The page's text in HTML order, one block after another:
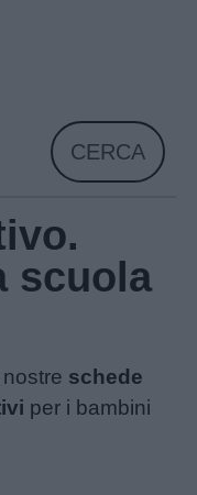
CERCA
scuola
schede
per i bambini